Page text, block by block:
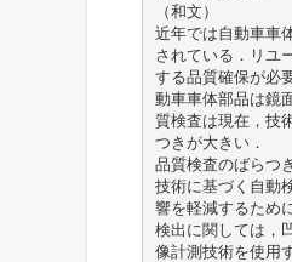
（和文）
近年では自動車車
されている．リユ
する品質確保が必
動車車体部品は鏡
質検査は現在，技
つきが大きい．
品質検査のばらつ
技術に基づく自動
響を軽減するため
検出に関しては，
像計測技術を使用